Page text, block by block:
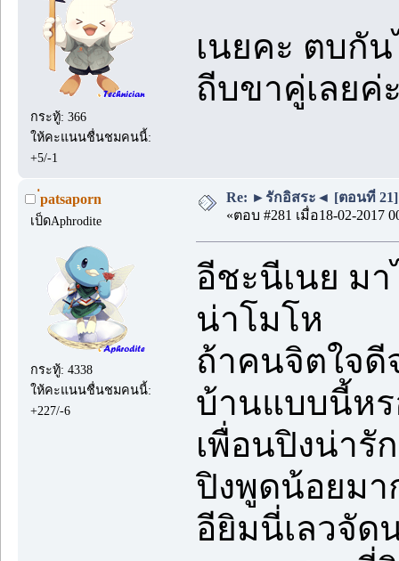
กระทู้: 366
ให้คะแนนชื่นชมคนนี้:
+5/-1
เนยคะ ตบกั
ถีบขาคู่เลยค่
่patsaporn
เป็ดAphrodite
กระทู้: 4338
ให้คะแนนชื่นชมคนนี้:
+227/-6
Re: ►รักอิสระ◄ [ตอนที่ 21]
«ตอบ #281 เมื่อ18-02-2017
อีชะนีเนย ม
น่าโมโห
ถ้าคนจิตใจดี
บ้านแบบนี้หร
เพื่อนปิงน่ารั
ปิงพูดน้อยมา
อียิมนี่เลวจัด